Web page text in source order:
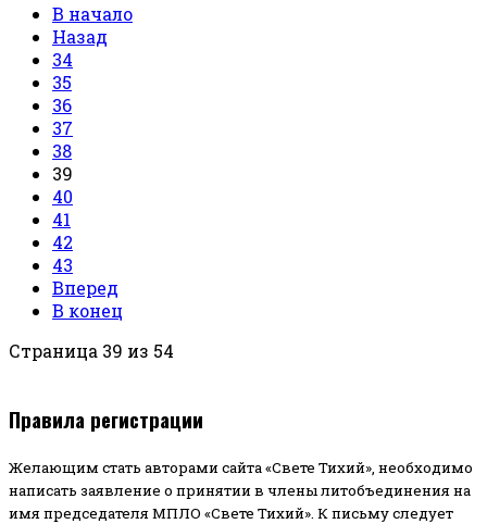
В начало
Назад
34
35
36
37
38
39
40
41
42
43
Вперед
В конец
Страница 39 из 54
Правила регистрации
Желающим стать авторами сайта «Свете Тихий», необходимо
написать заявление о принятии в члены литобъединения на
имя председателя МПЛО «Свете Тихий». К письму следует